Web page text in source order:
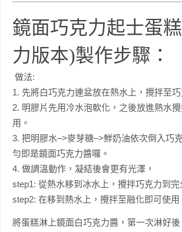
鏡面巧克力起士蛋
力版本)製作步驟：
做法:
1. 先將白巧克力連盆放在熱水上，攪拌至巧
2. 明膠片先用冷水泡軟化，之後放進熱水
用。
3. 把明膠水–>麥芽糖–>鮮奶油依次倒入巧
勻即是鏡面巧克力醬囉。
4. 做調溫動作，凝結後會更有光澤，
step1: 從熱水移到冰水上，攪拌巧克力到完
step2: 在移到熱水上，攪拌至融化即可使用
將蛋糕淋上鏡面白巧克力醬，第一次淋好